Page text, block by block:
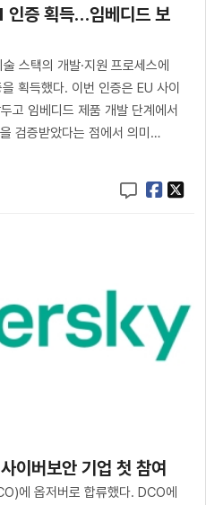
증 획득…임베디드 보
스택의 개발·지원 프로세스에
획득했다. 이번 인증은 EU 사이
고 임베디드 제품 개발 단계에서
검증받았다는 점에서 의미…
이버보안 기업 첫 참여
에 옵저버로 합류했다. DCO에